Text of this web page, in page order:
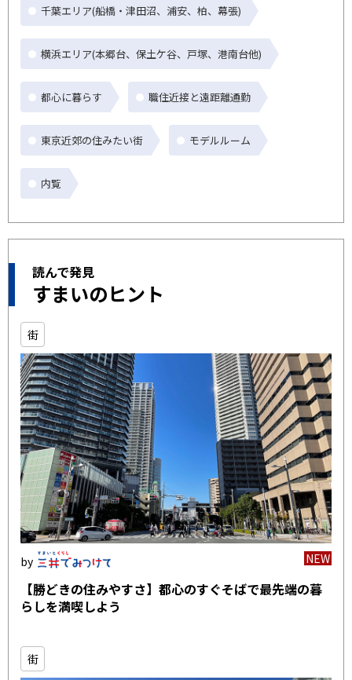
千葉エリア(船橋・津田沼、浦安、柏、幕張)
横浜エリア(本郷台、保土ケ谷、戸塚、港南台他)
都心に暮らす 職住近接と遠距離通勤
東京近郊の住みたい街 モデルルーム
内覧
読んで発見
すまいのヒント
街
NEW
【勝どきの住みやすさ】都心のすぐそばで最先端の暮
らしを満喫しよう
街